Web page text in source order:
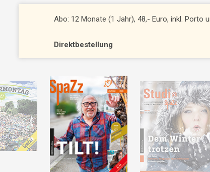
Abo: 12 Monate (1 Jahr), 48,- Euro, inkl. Porto
Direktbestellung